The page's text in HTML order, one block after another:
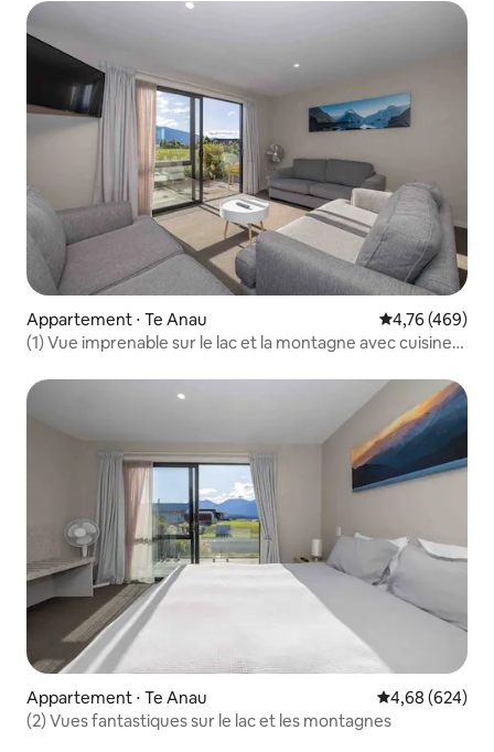
Appartement ⋅ Te Anau Évaluation
4,76 (469)
(1) Vue imprenable sur le lac et la montagne avec cuisine/2
Appartement ⋅ Te Anau Évaluation
4,68 (624)
(2) Vues fantastiques sur le lac et les montagnes